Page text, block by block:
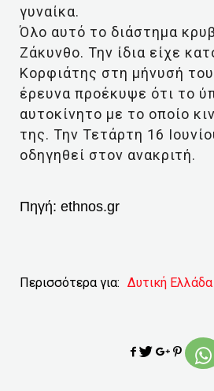
γυναίκα.
Όλο αυτό το διάστημα
Ζάκυνθο. Την ίδια είχε
Κορφιάτης στη μήνυσή
έρευνα προέκυψε ότι το
αυτοκίνητο με το οποίο
της. Την Τετάρτη 16
οδηγηθεί στον ανακριτή.
Πηγή: ethnos.gr
Περισσότερα για: Δυτική Ελλάδα